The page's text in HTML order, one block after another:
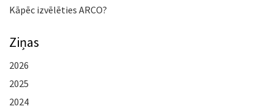
Kāpēc izvēlēties ARCO?
Ziņas
2026
2025
2024